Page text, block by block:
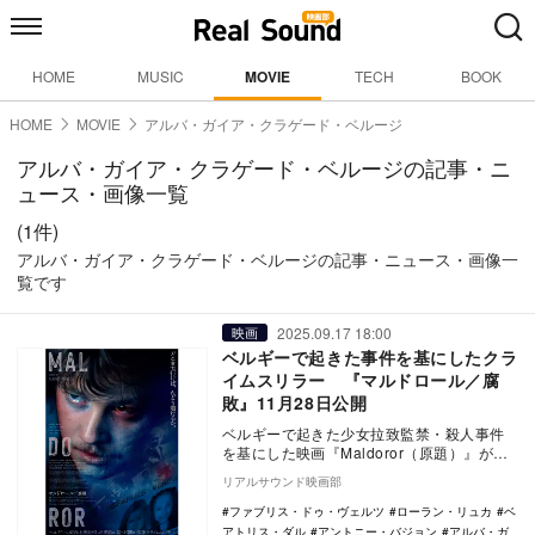
HOME MUSIC MOVIE TECH BOOK
HOME MOVIE アルバ・ガイア・クラゲード・ベルージ
アルバ・ガイア・クラゲード・ベルージの記事・ニ
ュース・画像一覧
(1件)
アルバ・ガイア・クラゲード・ベルージの記事・ニュース・画像一
覧です
映画 2025.09.17 18:00
ベルギーで起きた事件を基にしたクラ
イムスリラー 『マルドロール／腐
敗』11月28日公開
ベルギーで起きた少女拉致監禁・殺人事件
を基にした映画『Maldoror（原題）』が、
『マルドロール／腐敗』の邦題で11月28日
よ…
リアルサウンド映画部
ファブリス・ドゥ・ヴェルツ
ローラン・リュカ
ベ
アトリス・ダル
アントニー・バジョン
アルバ・ガ